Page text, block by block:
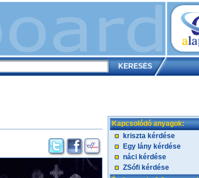
Kapcsolódó anyagok:
kriszta kérdése
Egy lány kérdése
náci kérdése
ZSófi kérdése